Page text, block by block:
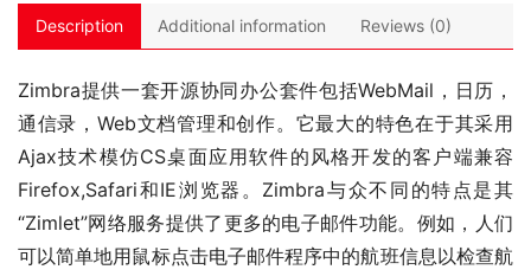
Description Additional information Reviews (0)
Zimbra提供一套开源协同办公套件包括WebMail，日历，
通信录，Web文档管理和创作。它最大的特色在于其采用
Ajax技术模仿CS桌面应用软件的风格开发的客户端兼容
Firefox,Safari和IE浏览器。Zimbra与众不同的特点是其
“Zimlet”网络服务提供了更多的电子邮件功能。例如，人们
可以简单地用鼠标点击电子邮件程序中的航班信息以检查航